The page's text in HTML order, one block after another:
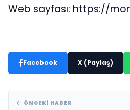
Web sayfası: https://
Facebook X (Paylaş)
ÖNCEKI HABER